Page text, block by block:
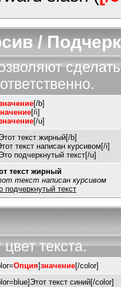
/
[/b]
[/i]
[/u]
текст жирный[/b]
текст написан курсивом[/i]
подчеркнутый текст[/u]
текст жирный
текст написан курсивом
подчеркнутый текст
текста.
Опция]значение[/color]
текст синий[/color]